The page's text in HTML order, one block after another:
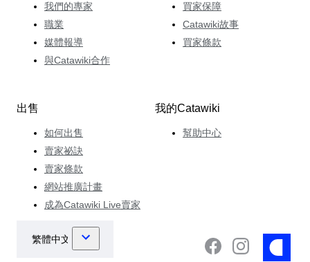
我們的專家
職業
媒體報導
與Catawiki合作
買家保障
Catawiki故事
買家條款
出售
如何出售
賣家祕訣
賣家條款
網站推廣計畫
成為Catawiki Live賣家
我的Catawiki
幫助中心